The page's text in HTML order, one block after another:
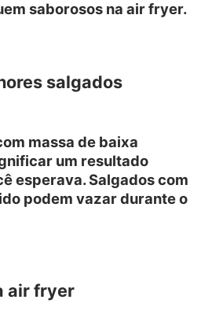
saborosos na air fryer.
salgados
massa de baixa
um resultado
esperava. Salgados com
podem vazar durante o
air fryer